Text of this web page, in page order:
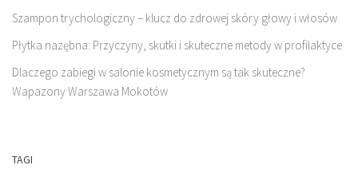
Szampon trychologiczny – klucz do zdrowej skóry głowy i włosów
Płytka nazębna: Przyczyny, skutki i skuteczne metody w profilaktyce
Dlaczego zabiegi w salonie kosmetycznym są tak skuteczne?
Wapazony Warszawa Mokotów
TAGI